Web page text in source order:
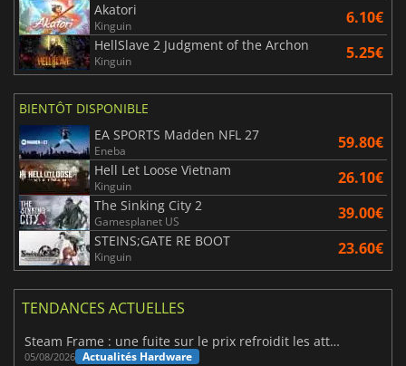
Akatori
Kinguin 6.10€
HellSlave 2 Judgment of the Archon
Kinguin 5.25€
BIENTÔT DISPONIBLE
EA SPORTS Madden NFL 27
Eneba 59.80€
Hell Let Loose Vietnam
Kinguin 26.10€
The Sinking City 2
Gamesplanet US 39.00€
STEINS;GATE RE BOOT
Kinguin 23.60€
TENDANCES ACTUELLES
Steam Frame : une fuite sur le prix refroidit les attentes VR
05/08/2026 Actualités Hardware